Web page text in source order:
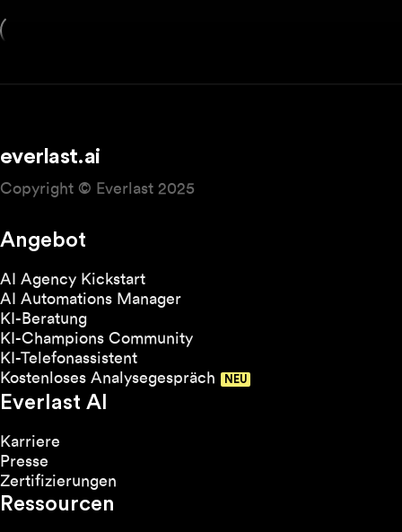
everlast.ai
Copyright © Everlast 2025
Angebot
AI Agency Kickstart
AI Automations Manager
KI-Beratung
KI-Champions Community
KI-Telefonassistent
Kostenloses Analysegespräch
Everlast AI
Karriere
Presse
Zertifizierungen
Ressourcen